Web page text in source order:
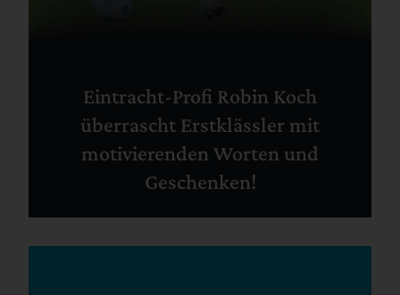
Eintracht-Profi Robin Koch
überrascht Erstklässler mit
motivierenden Worten und
Geschenken!